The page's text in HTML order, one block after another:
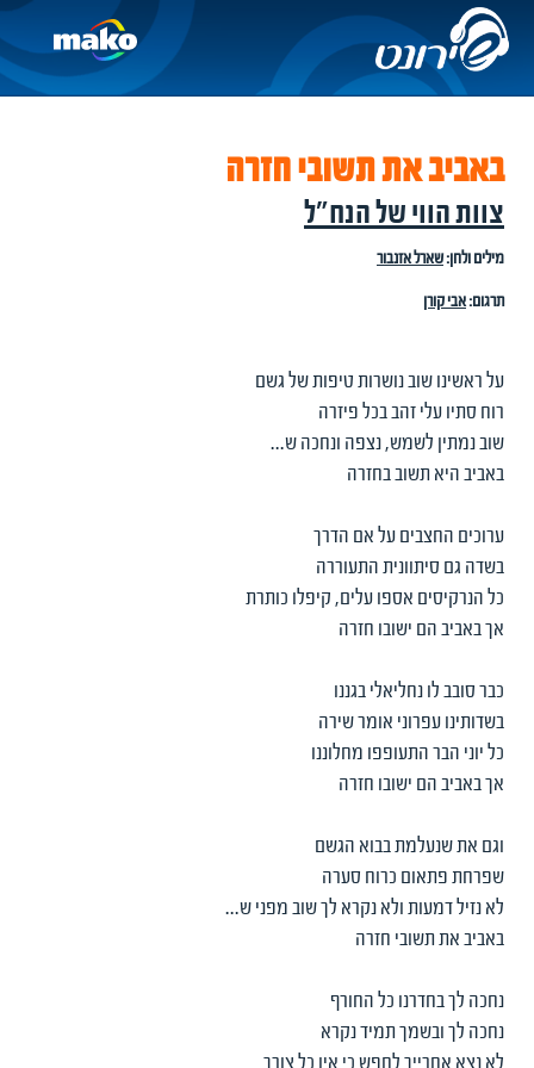
באביב את תשובי חזרה
צוות הווי של הנח"ל
מילים ולחן:שארל אזנבור
תרגום:אבי קורן
על ראשינו שוב נושרות טיפות של גשם
רוח סתיו עלי זהב בכל פיזרה
שוב נמתין לשמש, נצפה ונחכה ש...
באביב היא תשוב בחזרה
ערוכים החצבים על אם הדרך
בשדה גם סיתוונית התעוררה
כל הנרקיסים אספו עלים, קיפלו כותרת
אך באביב הם ישובו חזרה
כבר סובב לו נחליאלי בגננו
בשדותינו עפרוני אומר שירה
כל יוני הבר התעופפו מחלוננו
אך באביב הם ישובו חזרה
וגם את שנעלמת בבוא הגשם
שפרחת פתאום כרוח סערה
לא נזיל דמעות ולא נקרא לך שוב מפני ש...
באביב את תשובי חזרה
נחכה לך בחדרנו כל החורף
נחכה לך ובשמך תמיד נקרא